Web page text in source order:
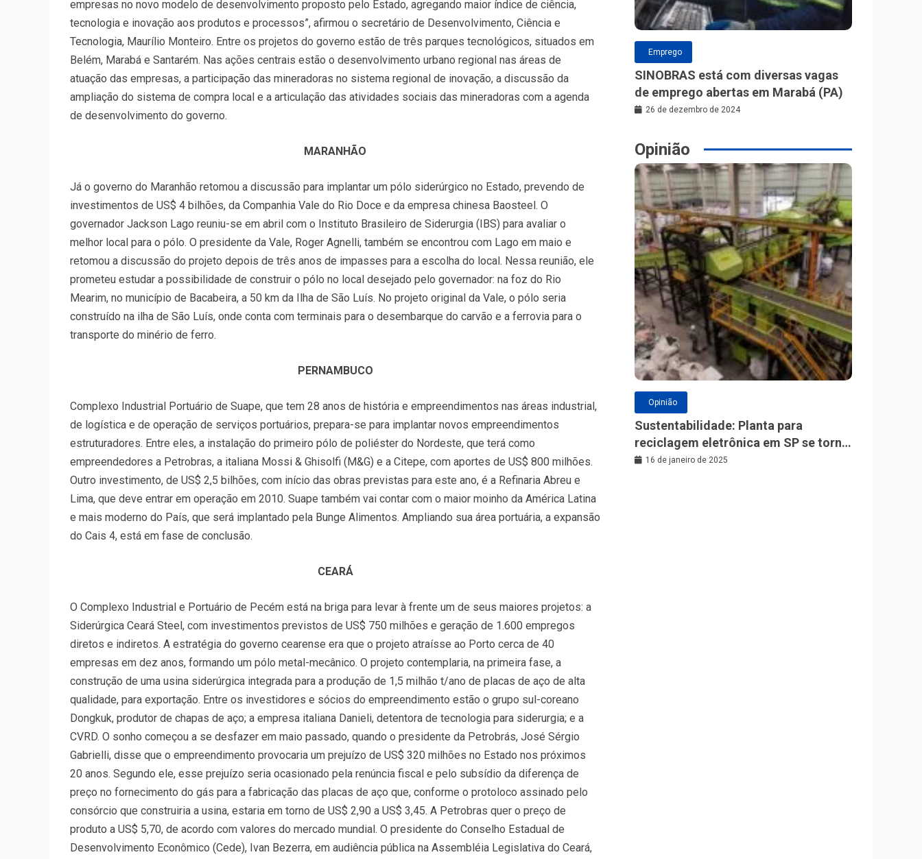
empresas no novo modelo de desenvolvimento proposto pelo Estado, agregando maior índice de ciência,
tecnologia e inovação aos produtos e processos”, afirmou o secretário de Desenvolvimento, Ciência e
Tecnologia, Maurílio Monteiro. Entre os projetos do governo estão de três parques tecnológicos, situados em
Belém, Marabá e Santarém. Nas ações centrais estão o desenvolvimento urbano regional nas áreas de
atuação das empresas, a participação das mineradoras no sistema regional de inovação, a discussão da
ampliação do sistema de compra local e a articulação das atividades sociais das mineradoras com a agenda
de desenvolvimento do governo.
MARANHÃO
Já o governo do Maranhão retomou a discussão para implantar um pólo siderúrgico no Estado, prevendo de
investimentos de US$ 4 bilhões, da Companhia Vale do Rio Doce e da empresa chinesa Baosteel. O
governador Jackson Lago reuniu-se em abril com o Instituto Brasileiro de Siderurgia (IBS) para avaliar o
melhor local para o pólo. O presidente da Vale, Roger Agnelli, também se encontrou com Lago em maio e
retomou a discussão do projeto depois de três anos de impasses para a escolha do local. Nessa reunião, ele
prometeu estudar a possibilidade de construir o pólo no local desejado pelo governador: na foz do Rio
Mearim, no município de Bacabeira, a 50 km da Ilha de São Luís. No projeto original da Vale, o pólo seria
construído na ilha de São Luís, onde conta com terminais para o desembarque do carvão e a ferrovia para o
transporte do minério de ferro.
PERNAMBUCO
Complexo Industrial Portuário de Suape, que tem 28 anos de história e empreendimentos nas áreas industrial,
de logística e de operação de serviços portuários, prepara-se para implantar novos empreendimentos
estruturadores. Entre eles, a instalação do primeiro pólo de poliéster do Nordeste, que terá como
empreendedores a Petrobras, a italiana Mossi & Ghisolfi (M&G) e a Citepe, com aportes de US$ 800 milhões.
Outro investimento, de US$ 2,5 bilhões, com início das obras previstas para este ano, é a Refinaria Abreu e
Lima, que deve entrar em operação em 2010. Suape também vai contar com o maior moinho da América Latina
e mais moderno do País, que será implantado pela Bunge Alimentos. Ampliando sua área portuária, a expansão
do Cais 4, está em fase de conclusão.
CEARÁ
O Complexo Industrial e Portuário de Pecém está na briga para levar à frente um de seus maiores projetos: a
Siderúrgica Ceará Steel, com investimentos previstos de US$ 750 milhões e geração de 1.600 empregos
diretos e indiretos. A estratégia do governo cearense era que o projeto atraísse ao Porto cerca de 40
empresas em dez anos, formando um pólo metal-mecânico. O projeto contemplaria, na primeira fase, a
construção de uma usina siderúrgica integrada para a produção de 1,5 milhão t/ano de placas de aço de alta
qualidade, para exportação. Entre os investidores e sócios do empreendimento estão o grupo sul-coreano
Dongkuk, produtor de chapas de aço; a empresa italiana Danieli, detentora de tecnologia para siderurgia; e a
CVRD. O sonho começou a se desfazer em maio passado, quando o presidente da Petrobrás, José Sérgio
Gabrielli, disse que o empreendimento provocaria um prejuízo de US$ 320 milhões no Estado nos próximos
20 anos. Segundo ele, esse prejuízo seria ocasionado pela renúncia fiscal e pelo subsídio da diferença de
preço no fornecimento do gás para a fabricação das placas de aço que, conforme o protoloco assinado pelo
consórcio que construiria a usina, estaria em torno de US$ 2,90 a US$ 3,45. A Petrobras quer o preço de
produto a US$ 5,70, de acordo com valores do mercado mundial. O presidente do Conselho Estadual de
Desenvolvimento Econômico (Cede), Ivan Bezerra, em audiência pública na Assembléia Legislativa do Ceará,
Emprego
SINOBRAS está com diversas vagas
de emprego abertas em Marabá (PA)
26 de dezembro de 2024
Opinião
Opinião
Sustentabilidade: Planta para
reciclagem eletrônica em SP se torna
a maior da América Latina
16 de janeiro de 2025